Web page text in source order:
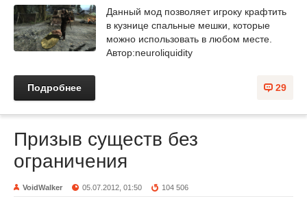
Данный мод позволяет игроку крафтить
в кузнице спальные мешки, которые
можно использовать в любом месте.
Автор:neuroliquidity
29
Подробнее
Призыв существ без
ограничения
VoidWalker 05.07.2012, 01:50 104 506